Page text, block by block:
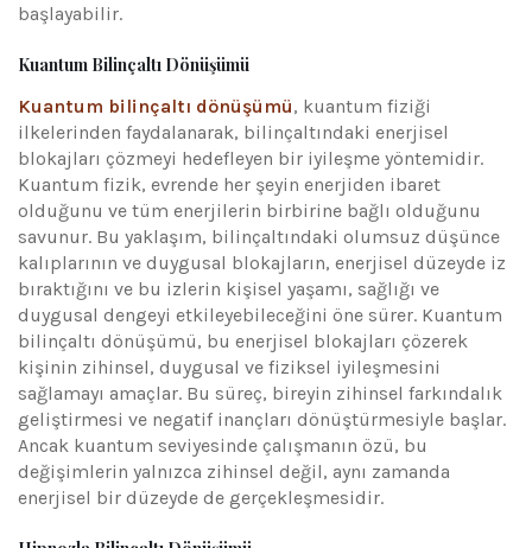
başlayabilir.
Kuantum Bilinçaltı Dönüşümü
Kuantum bilinçaltı dönüşümü, kuantum fiziği
ilkelerinden faydalanarak, bilinçaltındaki enerjisel
blokajları çözmeyi hedefleyen bir iyileşme yöntemidir.
Kuantum fizik, evrende her şeyin enerjiden ibaret
olduğunu ve tüm enerjilerin birbirine bağlı olduğunu
savunur. Bu yaklaşım, bilinçaltındaki olumsuz düşünce
kalıplarının ve duygusal blokajların, enerjisel düzeyde iz
bıraktığını ve bu izlerin kişisel yaşamı, sağlığı ve
duygusal dengeyi etkileyebileceğini öne sürer. Kuantum
bilinçaltı dönüşümü, bu enerjisel blokajları çözerek
kişinin zihinsel, duygusal ve fiziksel iyileşmesini
sağlamayı amaçlar. Bu süreç, bireyin zihinsel farkındalık
geliştirmesi ve negatif inançları dönüştürmesiyle başlar.
Ancak kuantum seviyesinde çalışmanın özü, bu
değişimlerin yalnızca zihinsel değil, aynı zamanda
enerjisel bir düzeyde de gerçekleşmesidir.